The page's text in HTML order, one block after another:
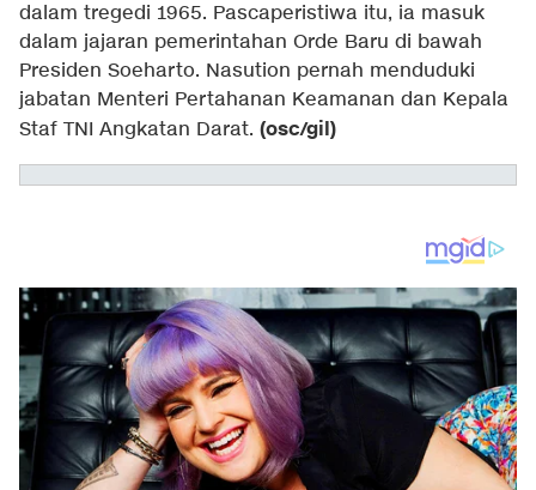
dalam tregedi 1965. Pascaperistiwa itu, ia masuk
dalam jajaran pemerintahan Orde Baru di bawah
Presiden Soeharto. Nasution pernah menduduki
jabatan Menteri Pertahanan Keamanan dan Kepala
Staf TNI Angkatan Darat. (osc/gil)